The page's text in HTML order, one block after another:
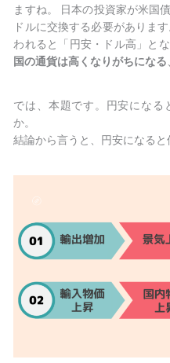
ますね。 日本の投資家が米国
ドルに交換する必要がありま
われると「円安・ドル高」と
国の通貨は高くなりがちになる
では、本題です。円安になる
か。
結論から言うと、円安になると